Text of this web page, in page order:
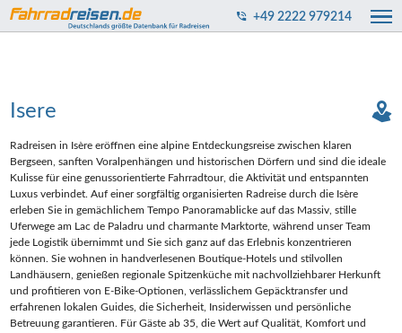
+49 2222 979214
Isere
Radreisen in Isère eröffnen eine alpine Entdeckungsreise zwischen klaren
Bergseen, sanften Voralpenhängen und historischen Dörfern und sind die ideale
Kulisse für eine genussorientierte Fahrradtour, die Aktivität und entspannten
Luxus verbindet. Auf einer sorgfältig organisierten Radreise durch die Isère
erleben Sie in gemächlichem Tempo Panoramablicke auf das Massiv, stille
Uferwege am Lac de Paladru und charmante Marktorte, während unser Team
jede Logistik übernimmt und Sie sich ganz auf das Erlebnis konzentrieren
können. Sie wohnen in handverlesenen Boutique‑Hotels und stilvollen
Landhäusern, genießen regionale Spitzenküche mit nachvollziehbarer Herkunft
und profitieren von E‑Bike‑Optionen, verlässlichem Gepäcktransfer und
erfahrenen lokalen Guides, die Sicherheit, Insiderwissen und persönliche
Betreuung garantieren. Für Gäste ab 35, die Wert auf Qualität, Komfort und